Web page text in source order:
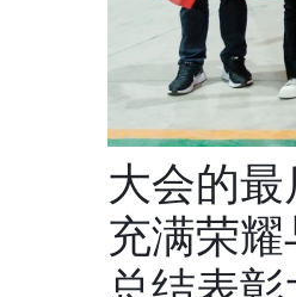
大会的
充满荣